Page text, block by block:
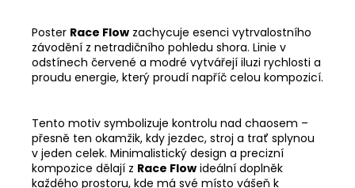
Poster Race Flow zachycuje esenci vytrvalostního
závodění z netradičního pohledu shora. Linie v
odstínech červené a modré vytvářejí iluzi rychlosti a
proudu energie, který proudí napříč celou kompozicí.
Tento motiv symbolizuje kontrolu nad chaosem –
přesně ten okamžik, kdy jezdec, stroj a trať splynou
v jeden celek. Minimalistický design a precizní
kompozice dělají z Race Flow ideální doplněk
každého prostoru, kde má své místo vášeň k